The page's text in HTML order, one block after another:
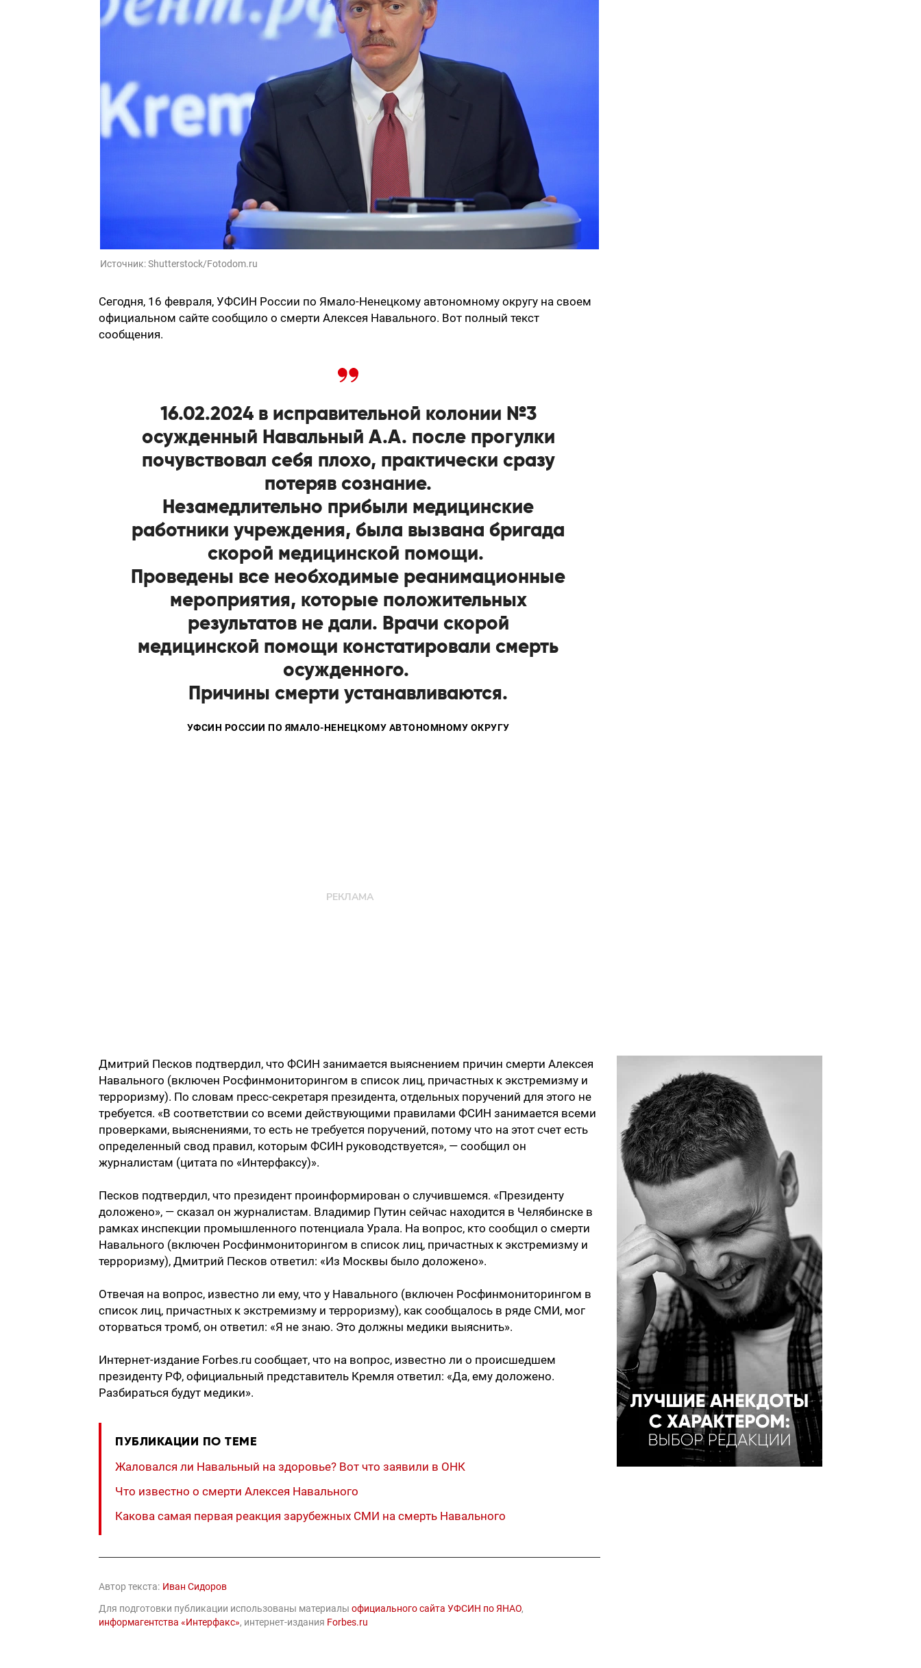
Источник:Shutterstock/Fotodom.ru
Сегодня, 16 февраля, УФСИН России по Ямало-Ненецкому автономному округу на своем
официальном сайте сообщило о смерти Алексея Навального. Вот полный текст
сообщения.
16.02.2024 в исправительной колонии №3
осужденный Навальный А.А. после прогулки
почувствовал себя плохо, практически сразу
потеряв сознание.
Незамедлительно прибыли медицинские
работники учреждения, была вызвана бригада
скорой медицинской помощи.
Проведены все необходимые реанимационные
мероприятия, которые положительных
результатов не дали. Врачи скорой
медицинской помощи констатировали смерть
осужденного.
Причины смерти устанавливаются.
УФСИН РОССИИ ПО ЯМАЛО-НЕНЕЦКОМУ АВТОНОМНОМУ ОКРУГУ
Дмитрий Песков подтвердил, что ФСИН занимается выяснением причин смерти Алексея
Навального (включен Росфинмониторингом в список лиц, причастных к экстремизму и
терроризму). По словам пресс-секретаря президента, отдельных поручений для этого не
требуется. «В соответствии со всеми действующими правилами ФСИН занимается всеми
проверками, выяснениями, то есть не требуется поручений, потому что на этот счет есть
определенный свод правил, которым ФСИН руководствуется», — сообщил он
журналистам (цитата по «Интерфаксу)».
Песков подтвердил, что президент проинформирован о случившемся. «Президенту
доложено», — сказал он журналистам. Владимир Путин сейчас находится в Челябинске в
рамках инспекции промышленного потенциала Урала. На вопрос, кто сообщил о смерти
Навального (включен Росфинмониторингом в список лиц, причастных к экстремизму и
терроризму), Дмитрий Песков ответил: «Из Москвы было доложено».
Отвечая на вопрос, известно ли ему, что у Навального (включен Росфинмониторингом в
список лиц, причастных к экстремизму и терроризму), как сообщалось в ряде СМИ, мог
оторваться тромб, он ответил: «Я не знаю. Это должны медики выяснить».
Интернет-издание Forbes.ru сообщает, что на вопрос, известно ли о происшедшем
президенту РФ, официальный представитель Кремля ответил: «Да, ему доложено.
Разбираться будут медики».
ПУБЛИКАЦИИ ПО ТЕМЕ
Жаловался ли Навальный на здоровье? Вот что заявили в ОНК
Что известно о смерти Алексея Навального
Какова самая первая реакция зарубежных СМИ на смерть Навального
Автор текста: Иван Сидоров
Для подготовки публикации использованы материалы официального сайта УФСИН по ЯНАО,
информагентства «Интерфакс», интернет-издания Forbes.ru